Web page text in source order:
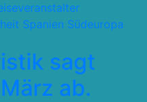
Spanien Südeuropa
sagt
ab.